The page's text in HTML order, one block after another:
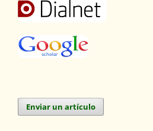
Enviar un artículo